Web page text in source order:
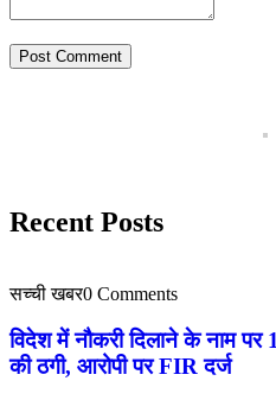
Recent Posts
सच्ची खबर0 Comments
विदेश में नौकरी दिलाने के नाम
की ठगी, आरोपी पर FIR दर्ज